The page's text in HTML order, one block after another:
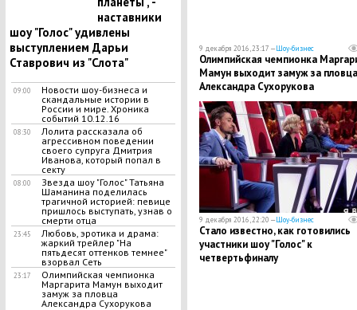
наставники
шоу "Голос" удивлены
выступлением Дарьи
Ставрович из "Слота"
09:00
Новости шоу-бизнеса и
скандальные истории в
России и мире. Хроника
событий 10.12.16
08:30
Лолита рассказала об
агрессивном поведении
своего супруга Дмитрия
Иванова, который попал в
секту
08:00
Звезда шоу "Голос" Татьяна
Шаманина поделилась
трагичной историей: певице
пришлось выступать, узнав о
смерти отца
23:45
Любовь, эротика и драма:
жаркий трейлер "На
пятьдесят оттенков темнее"
взорвал Сеть
23:17
Олимпийская чемпионка
Маргарита Мамун выходит
замуж за пловца
Александра Сухорукова
9 декабря 2016, 23:17 —Шоу-бизнес
Олимпийская чемпионка
Мамун выходит замуж за пловца
Александра Сухорукова
9 декабря 2016, 22:20 —Шоу-бизнес
Стало известно, как готовились
участники шоу "Голос" к
четвертьфиналу